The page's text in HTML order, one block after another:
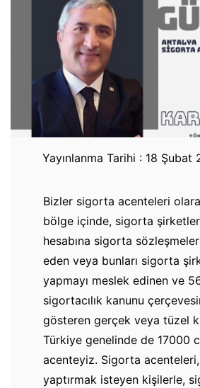
Yayınlanma Tarihi : 18 Şubat
Bizler sigorta acenteleri
bölge içinde, sigorta
hesabına sigorta
eden veya bunları sigorta
yapmayı meslek edinen ve
sigortacılık kanunu
gösteren gerçek veya tüzel
Türkiye genelinde de 17000
acenteyiz. Sigorta
yaptırmak isteyen kişilerle,